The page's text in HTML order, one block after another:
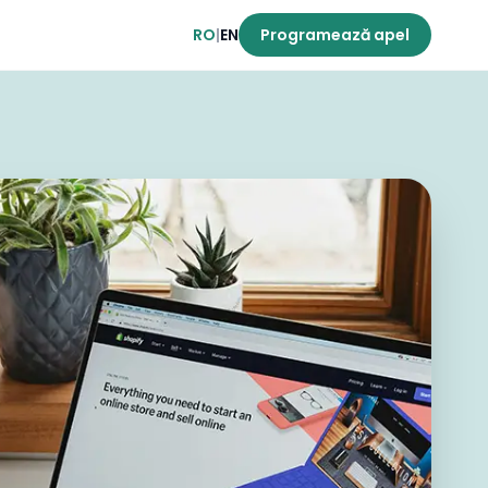
RO|EN Programează apel